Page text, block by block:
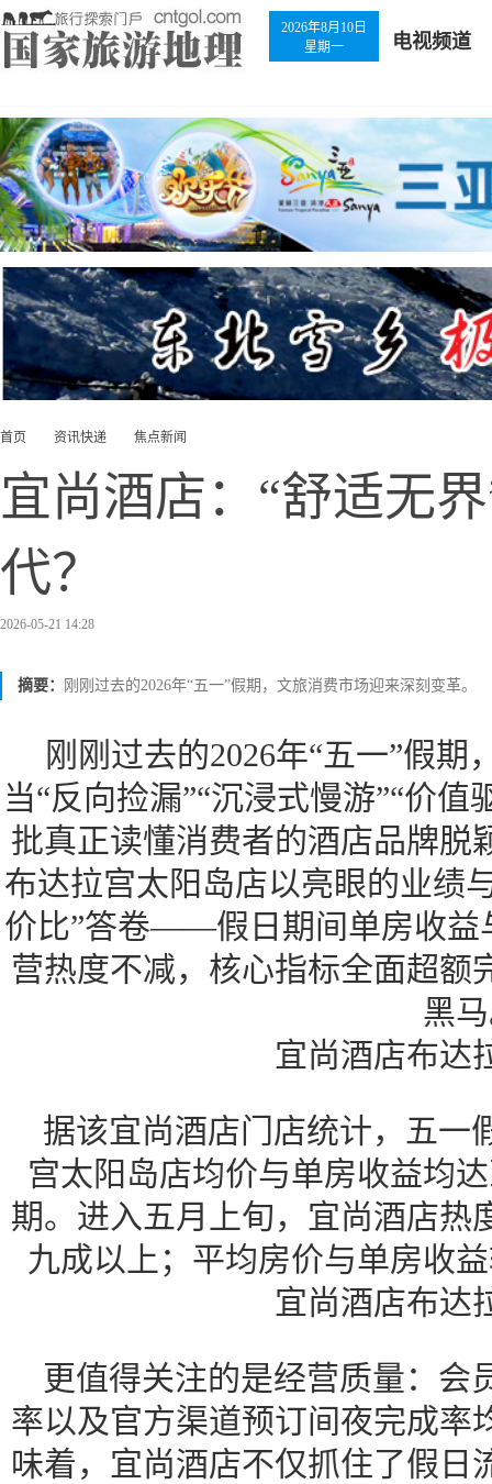
2026年8月10日
星期一
电视频道
首页 资讯快递 焦点新闻
宜尚酒店：“舒适无
代？
2026-05-21 14:28
摘要： 刚刚过去的2026年“五一”假期，文旅消费市场迎来深刻变革。
刚刚过去的2026年“五一”假
当“反向捡漏”“沉浸式慢游”“价
批真正读懂消费者的酒店品牌脱
布达拉宫太阳岛店以亮眼的业绩
价比”答卷——假日期间单房收益
营热度不减，核心指标全面超额
黑
宜尚酒店布达
据该宜尚酒店门店统计，五一
宫太阳岛店均价与单房收益均
期。进入五月上旬，宜尚酒店热
九成以上；平均房价与单房收
宜尚酒店布达
更值得关注的是经营质量：会
率以及官方渠道预订间夜完成率
味着，宜尚酒店不仅抓住了假日